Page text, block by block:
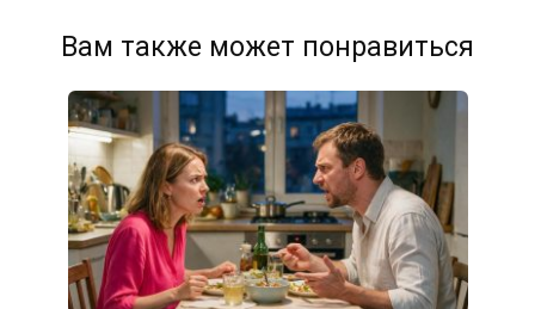
Вам также может понравиться